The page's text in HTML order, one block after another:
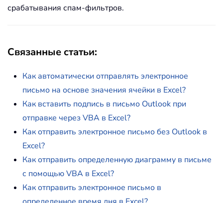
срабатывания спам-фильтров.
Связанные статьи:
Как автоматически отправлять электронное
письмо на основе значения ячейки в Excel?
Как вставить подпись в письмо Outlook при
отправке через VBA в Excel?
Как отправить электронное письмо без Outlook в
Excel?
Как отправить определенную диаграмму в письме
с помощью VBA в Excel?
Как отправить электронное письмо в